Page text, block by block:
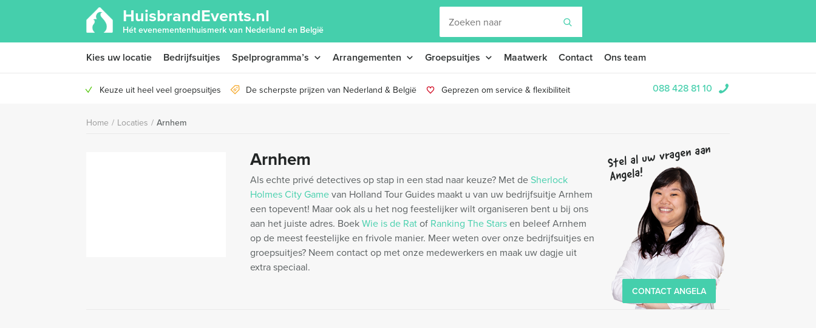
HuisbrandEvents.nl
Hét evenementenhuismerk van Nederland en België
Kies uw locatie Bedrijfsuitjes Spelprogramma’s Arrangementen Groepsuitjes Maatwerk Contact Ons team
Keuze uit heel veel groepsuitjes De scherpste prijzen van Nederland & België Geprezen om service & flexibiliteit 088 428 81 10
Home / Locaties / Arnhem
Arnhem
Als echte privé detectives op stap in een stad naar keuze? Met deSherlock
Holmes City Gamevan Holland Tour Guides maakt u van uw bedrijfsuitje Arnhem
een topevent! Maar ook als u het nog feestelijker wilt organiseren bent u bij ons
aan het juiste adres. BoekWie is de Ratof Ranking The Starsen beleef Arnhem
op de meest feestelijke en frivole manier. Meer weten over onze bedrijfsuitjes en
groepsuitjes? Neem contact op met onze medewerkers en maak uw dagje uit
extra speciaal.
Stel al uw vragen aan
Angela!
CONTACT ANGELA